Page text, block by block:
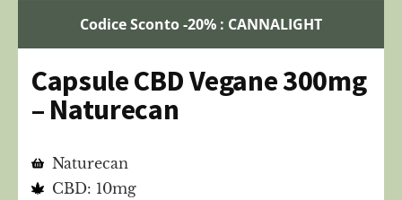
Codice Sconto -20% : CANNALIGHT
Capsule CBD Vegane 300mg
– Naturecan
Naturecan
CBD: 10mg